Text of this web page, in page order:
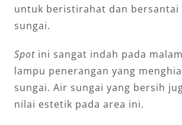
untuk beristirahat dan bersantai
sungai.
Spotini sangat indah pada
lampu penerangan yang
sungai. Air sungai yang bersih
nilai estetik pada area ini.